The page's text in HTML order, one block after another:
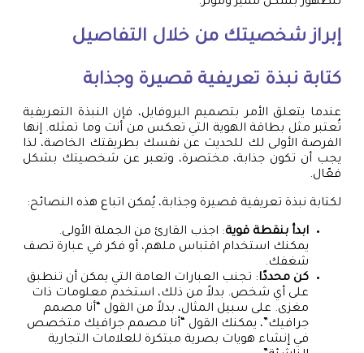
للظهور بشكل مميز ومؤثر.
إبراز شخصيتك من خلال التفاصيل
كتابة نبذة تعريفية قصيرة وجذابة
عندما يتعلق الأمر بتصميم البروفايل، فإن النبذة التعريفية
تُعتبر مثل بطاقة الهوية التي تعكس من أنت وما تمثله. إنها
الفرصة الأولى لك للحديث عن نفسك بطريقتك الخاصة، لذا
يجب أن تكون جذابة، مختصرة، وتعبر عن شخصيتك بشكل
فعّال.
لكتابة نبذة تعريفية قصيرة وجذابة، يُمكن اتباع هذه النصائح:
ابدأ بنقطة قوية: اجذب القارئ من الجملة الأولى.
يمكنك استخدام اقتباس ملهم، أو فكر في عبارة تصف
شغفك.
كن محددًا: تجنب العبارات العامة التي يمكن أن تنطبق
على أي شخص. بدلاً من ذلك، استخدم معلومات ذات
مغزى. على سبيل المثال، بدلاً من القول “أنا مصمم
جرافيك”، يمكنك القول “أنا مصمم جرافيك متخصص
في إنشاء هويات بصرية مبتكرة للعلامات التجارية